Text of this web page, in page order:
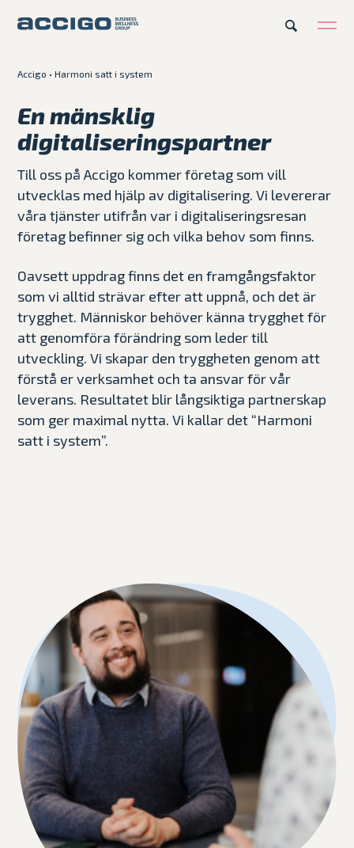
Erbjudande
Plattformar
Kunskapsbank
Om Accigo
Våra case
Accigo •Harmoni satt i system
En mänsklig
digitaliseringspartner
Till oss på Accigo kommer företag som vill
utvecklas med hjälp av digitalisering. Vi levererar
våra tjänster utifrån var i digitaliseringsresan
företag befinner sig och vilka behov som finns.
Oavsett uppdrag finns det en framgångsfaktor
som vi alltid strävar efter att uppnå, och det är
trygghet. Människor behöver känna trygghet för
att genomföra förändring som leder till
utveckling. Vi skapar den tryggheten genom att
förstå er verksamhet och ta ansvar för vår
leverans. Resultatet blir långsiktiga partnerskap
som ger maximal nytta. Vi kallar det “Harmoni
satt i system”.